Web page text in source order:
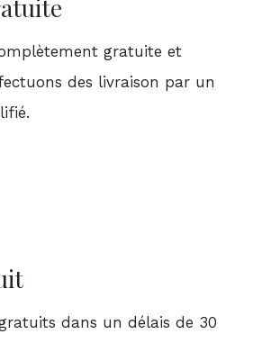
gratuite et
des livraison par un
dans un délais de 30